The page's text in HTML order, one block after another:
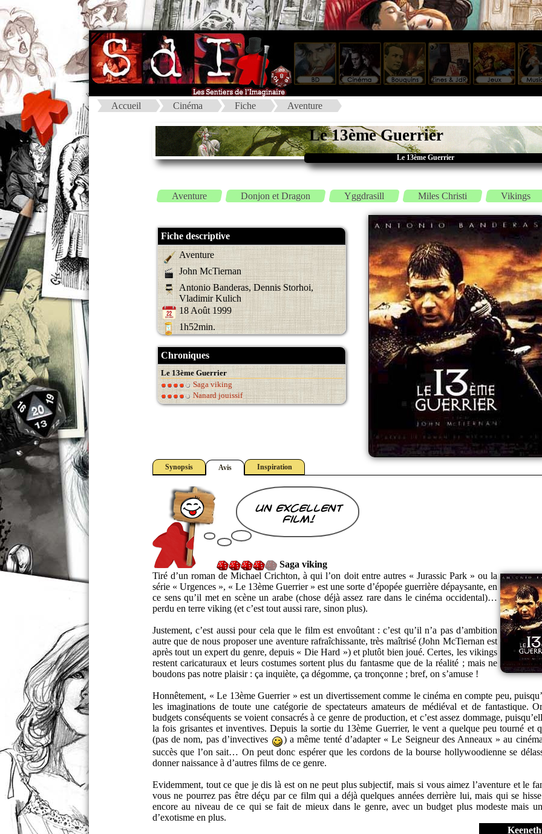
Accueil Cinéma Fiche Aventure
Le 13ème Guerrier
Le 13ème Guerrier
Aventure Donjon et Dragon Yggdrasill Miles Christi Vikings
Fiche descriptive
Aventure
John McTiernan
Antonio Banderas, Dennis Storhoi,
Vladimir Kulich
18 Août 1999
1h52min.
Chroniques
Le 13ème Guerrier
Saga viking
Nanard jouissif
Synopsis Avis Inspiration
un excellent
film!
Saga viking
Tiré d’un roman de Michael Crichton, à qui l’on doit entre autres « Jurassic Park » ou la
série « Urgences », « Le 13ème Guerrier » est une sorte d’épopée guerrière dépaysante, en
ce sens qu’il met en scène un arabe (chose déjà assez rare dans le cinéma occidental)…
perdu en terre viking (et c’est tout aussi rare, sinon plus).
Justement, c’est aussi pour cela que le film est envoûtant : c’est qu’il n’a pas d’ambition
autre que de nous proposer une aventure rafraîchissante, très maîtrisé (John McTiernan est
après tout un expert du genre, depuis « Die Hard ») et plutôt bien joué. Certes, les vikings
restent caricaturaux et leurs costumes sortent plus du fantasme que de la réalité ; mais ne
boudons pas notre plaisir : ça inquiète, ça dégomme, ça tronçonne ; bref, on s’amuse !
Honnêtement, « Le 13ème Guerrier » est un divertissement comme le cinéma en compte peu,
les imaginations de toute une catégorie de spectateurs amateurs de médiéval et de fantastique.
budgets conséquents se voient consacrés à ce genre de production, et c’est assez dommage,
la fois grisantes et inventives. Depuis la sortie du 13ème Guerrier, le vent a quelque peu tourné et
(pas de nom, pas d’invectives
) a même tenté d’adapter « Le Seigneur des Anneaux » au
succès que l’on sait… On peut donc espérer que les cordons de la bourse hollywoodienne se
donner naissance à d’autres films de ce genre.
Evidemment, tout ce que je dis là est on ne peut plus subjectif, mais si vous aimez l’aventure et le
vous ne pourrez pas être déçu par ce film qui a déjà quelques années derrière lui, mais qui se
encore au niveau de ce qui se fait de mieux dans le genre, avec un budget plus modeste mais
d’exotisme en plus.